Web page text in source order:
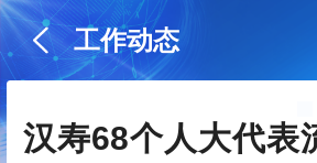
工作动态
汉寿68个人大代表